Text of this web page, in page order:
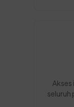
seluruh